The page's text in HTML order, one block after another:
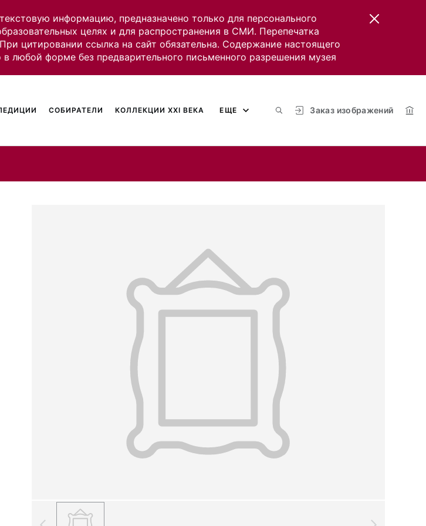
информацию, предназначено только для персонального
целях и для распространения в СМИ. Перепечатка
цитировании ссылка на сайт обязательна. Содержание настоящего
любой форме без предварительного письменного разрешения музея
Заказ изображений
СОБИРАТЕЛИ КОЛЛЕКЦИИ XXI ВЕКА ЕЩЕ